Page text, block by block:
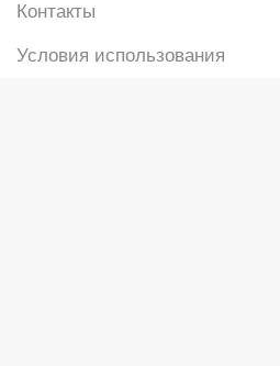
Контакты
Условия использования